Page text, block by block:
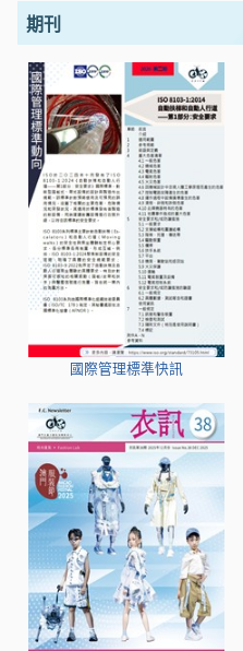
期刊
國際管理標準快訊